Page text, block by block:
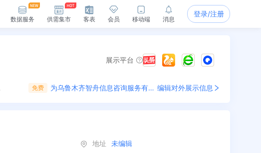
数据服务 供需集市 客表 会员 移动端 消息
登录/注册
展示平台
免费 为 乌鲁木齐智舟信息咨询服务有限公司 编辑对外展示信息
地址 未编辑